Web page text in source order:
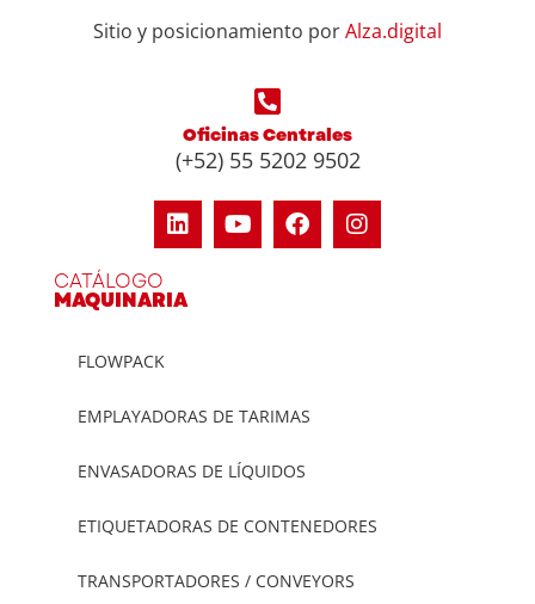
Sitio y posicionamiento porAlza.digital
Oficinas Centrales
(+52) 55 5202 9502
CATÁLOGO
MAQUINARIA
FLOWPACK
EMPLAYADORAS DE TARIMAS
ENVASADORAS DE LÍQUIDOS
ETIQUETADORAS DE CONTENEDORES
TRANSPORTADORES / CONVEYORS